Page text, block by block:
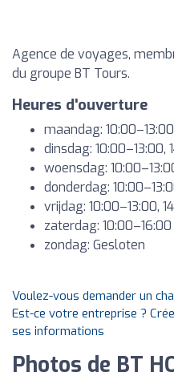
Agence de voyages,
du groupe BT Tours.
Heures d'ouverture
maandag:
dinsdag: 10:00–13:00,
woensdag:
donderdag:
vrijdag: 10:00–13:00,
zaterdag: 10:00–16:00
zondag: Gesloten
Voulez-vous demander un
Est-ce votre entreprise ?
ses informations
Photos de BT